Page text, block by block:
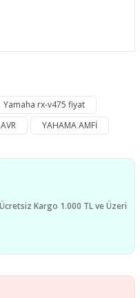
öneri formunu
Yamaha rx-v475 fiyat
YAHAMA AMFİ
Ücretsiz Kargo 1.000 TL ve Üzeri